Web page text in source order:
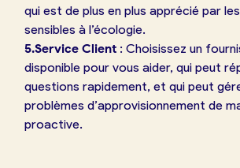
qui est de plus en plus apprécié par
sensibles à l’écologie.
5.Service Client : Choisissez un
disponible pour vous aider, qui peut
questions rapidement, et qui peut
problèmes d’approvisionnement de
proactive.